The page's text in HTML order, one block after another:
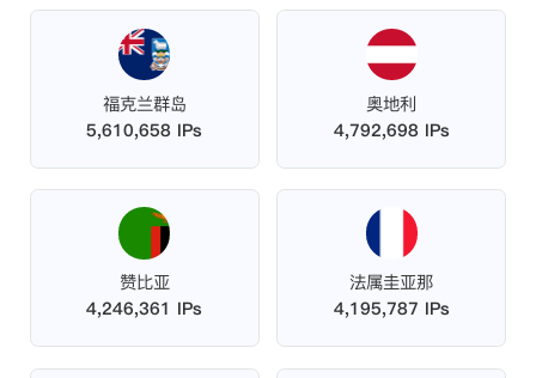
福克兰群岛
5,610,658 IPs
奥地利
4,792,698 IPs
赞比亚
4,246,361 IPs
法属圭亚那
4,195,787 IPs